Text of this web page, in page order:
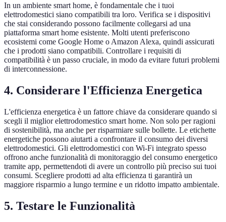
In un ambiente smart home, è fondamentale che i tuoi
elettrodomestici siano compatibili tra loro. Verifica se i dispositivi
che stai considerando possono facilmente collegarsi ad una
piattaforma smart home esistente. Molti utenti preferiscono
ecosistemi come Google Home o Amazon Alexa, quindi assicurati
che i prodotti siano compatibili. Controllare i requisiti di
compatibilità è un passo cruciale, in modo da evitare futuri problemi
di interconnessione.
4. Considerare l'Efficienza Energetica
L'efficienza energetica è un fattore chiave da considerare quando si
scegli il miglior elettrodomestico smart home. Non solo per ragioni
di sostenibilità, ma anche per risparmiare sulle bollette. Le etichette
energetiche possono aiutarti a confrontare il consumo dei diversi
elettrodomestici. Gli elettrodomestici con Wi-Fi integrato spesso
offrono anche funzionalità di monitoraggio del consumo energetico
tramite app, permettendoti di avere un controllo più preciso sui tuoi
consumi. Scegliere prodotti ad alta efficienza ti garantirà un
maggiore risparmio a lungo termine e un ridotto impatto ambientale.
5. Testare le Funzionalità